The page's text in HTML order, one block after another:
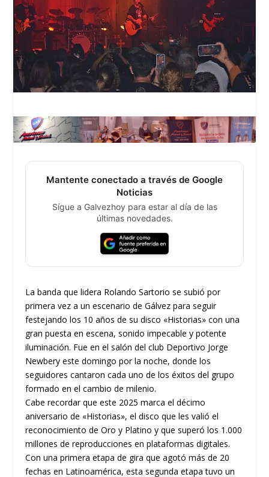
Mantente conectado a través de Google
Noticias
Sígue a Galvezhoy para estar al día de las
últimas novedades.
La banda que lidera Rolando Sartorio se subió por
primera vez a un escenario de Gálvez para seguir
festejando los 10 años de su disco «Historias» con una
gran puesta en escena, sonido impecable y potente
iluminación. Fue en el salón del club Deportivo Jorge
Newbery este domingo por la noche, donde los
seguidores cantaron cada uno de los éxitos del grupo
formado en el cambio de milenio.
Cabe recordar que este 2025 marca el décimo
aniversario de «Historias», el disco que les valió el
reconocimiento de Oro y Platino y que superó los 1.000
millones de reproducciones en plataformas digitales.
Con una primera etapa de gira que agotó más de 20
fechas en Latinoamérica, esta segunda etapa tuvo un